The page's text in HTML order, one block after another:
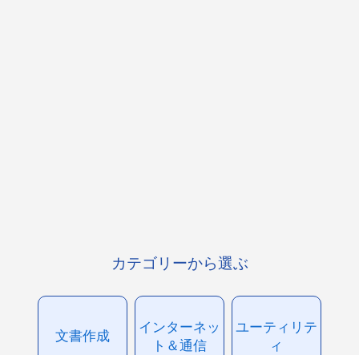
カテゴリーから選ぶ
文書作成
インターネッ
ト＆通信
ユーティリテ
ィ